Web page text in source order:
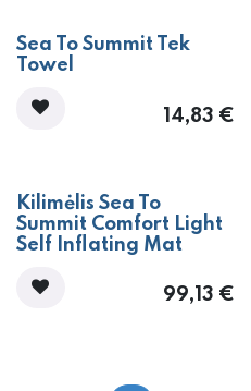
Sea To Summit Tek
Towel
14,83 €
Kilimėlis Sea To
Summit Comfort Light
Self Inflating Mat
99,13 €